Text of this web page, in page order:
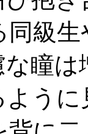
同級
瞳
う